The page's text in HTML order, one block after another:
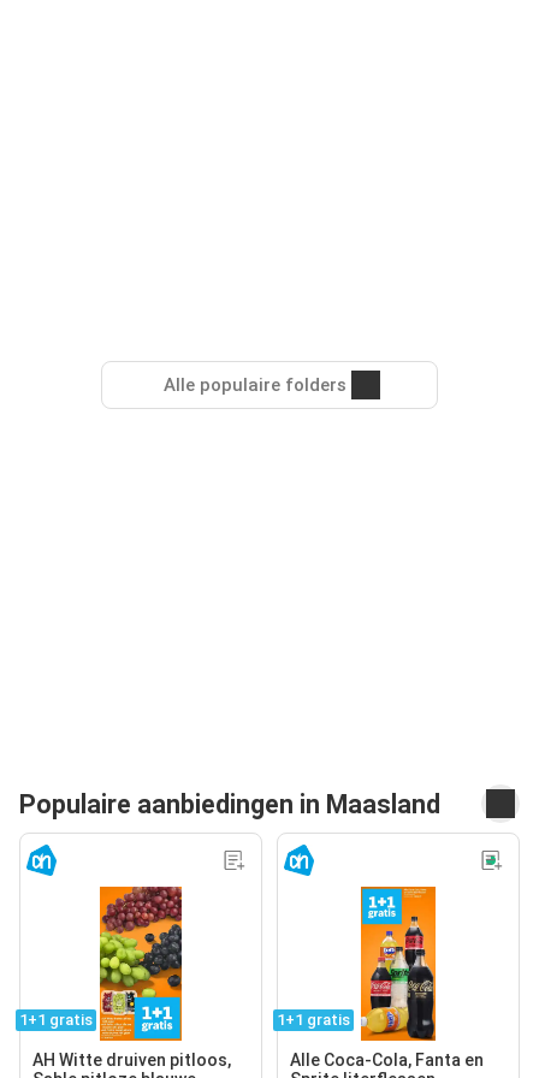
Alle populaire folders
Populaire aanbiedingen in Maasland
1+1 gratis
AH Witte druiven pitloos,
1+1 gratis
Alle Coca-Cola, Fanta en